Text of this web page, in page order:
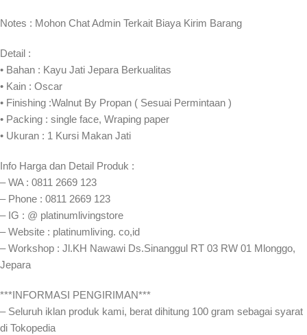
Notes : Mohon Chat Admin Terkait Biaya Kirim Barang
Detail :
• Bahan : Kayu Jati Jepara Berkualitas
• Kain : Oscar
• Finishing :Walnut By Propan ( Sesuai Permintaan )
• Packing : single face, Wraping paper
• Ukuran : 1 Kursi Makan Jati
Info Harga dan Detail Produk :
– WA : 0811 2669 123
– Phone : 0811 2669 123
– IG : @ platinumlivingstore
– Website : platinumliving. co,id
– Workshop : Jl.KH Nawawi Ds.Sinanggul RT 03 RW 01 Mlonggo,
Jepara
***INFORMASI PENGIRIMAN***
– Seluruh iklan produk kami, berat dihitung 100 gram sebagai syarat
di Tokopedia